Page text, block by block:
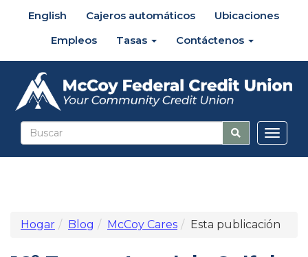
English Cajeros automáticos
Ubicaciones
Empleos
Tasas Contáctenos
Hogar Blog McCoy Cares Esta publicación